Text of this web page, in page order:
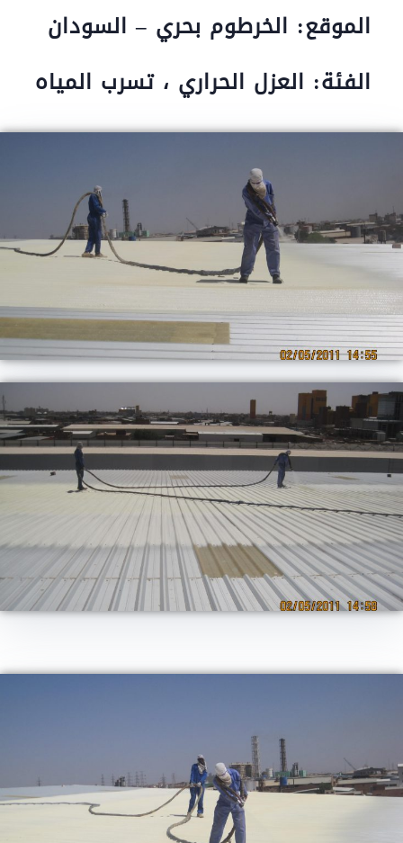
الموقع: الخرطوم بحري – السودان
الفئة: العزل الحراري ، تسرب المياه